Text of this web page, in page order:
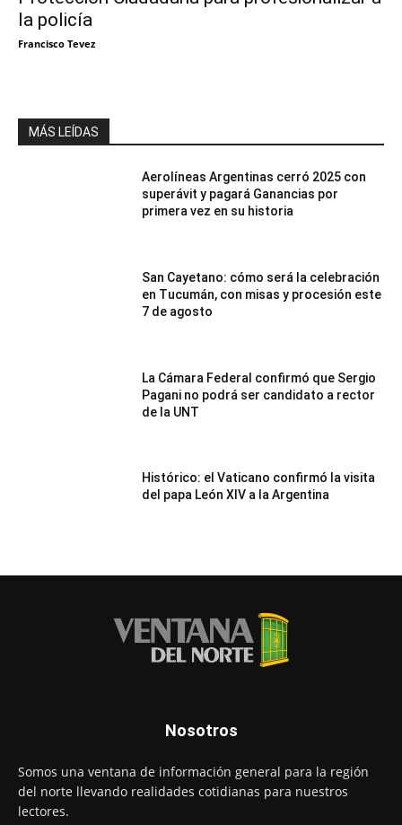
la policía
Francisco Tevez
MÁS LEÍDAS
Aerolíneas Argentinas cerró 2025 con
superávit y pagará Ganancias por
primera vez en su historia
San Cayetano: cómo será la celebración
en Tucumán, con misas y procesión este
7 de agosto
La Cámara Federal confirmó que Sergio
Pagani no podrá ser candidato a rector
de la UNT
Histórico: el Vaticano confirmó la visita
del papa León XIV a la Argentina
Nosotros
Somos una ventana de información general para la región
del norte llevando realidades cotidianas para nuestros
lectores.